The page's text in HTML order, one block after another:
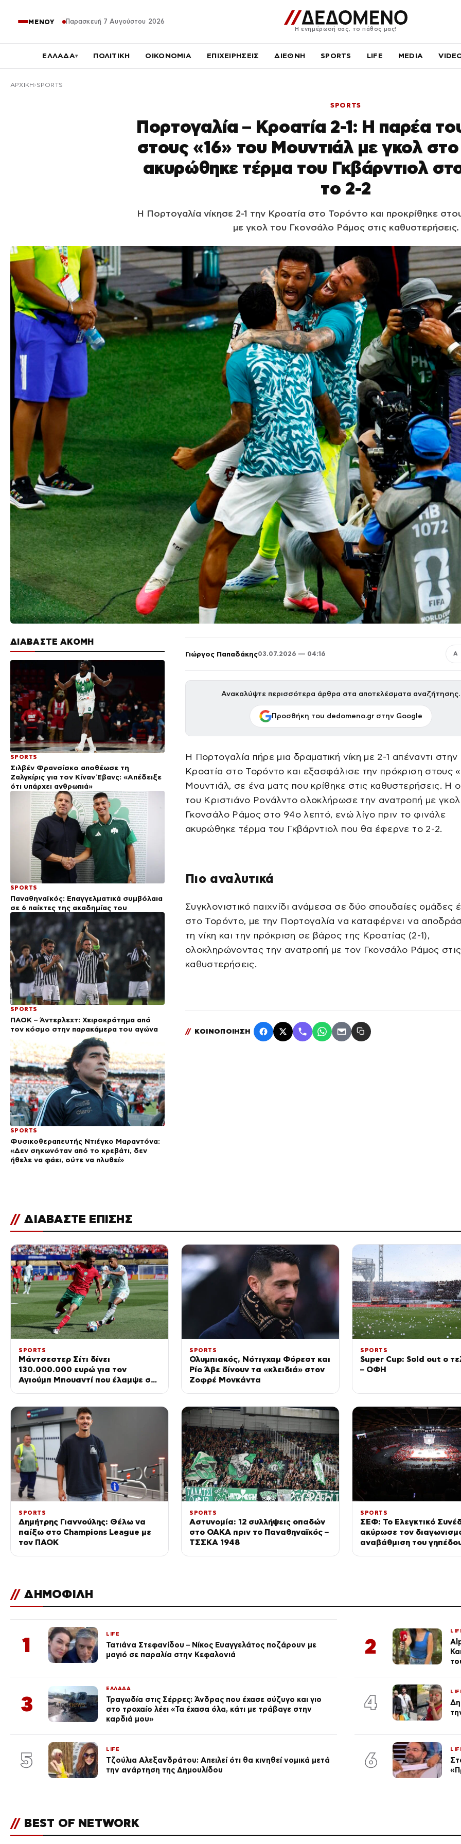
ΜΕΝΟΥ Παρασκευή 7 Αυγούστου 2026
Η ενημέρωσή σας, το πάθος μας!
ΕΛΛΑΔΑ▾ ΠΟΛΙΤΙΚΗ ΟΙΚΟΝΟΜΙΑ ΕΠΙΧΕΙΡΗΣΕΙΣ ΔΙΕΘΝΗ SPORTS LIFE MEDIA
ΑΡΧΙΚΉ SPORTS
SPORTS
Πορτογαλία – Κροατία 2-1: Η παρέα
στους «16» του Μουντιάλ με γκολ
ακυρώθηκε τέρμα του Γκβάρντιολ
το 2-2
Η Πορτογαλία νίκησε 2-1 την Κροατία στο Τορόντο και προκρίθηκε
με γκολ του Γκονσάλο Ράμος στις καθυστερήσεις.
ΔΙΑΒΑΣΤΕ ΑΚΟΜΗ
SPORTS
Σιλβέν Φρανσίσκο αποθέωσε τη
Ζαλγκίρις για τον Κίναν Έβανς: «Απέδειξε
ότι υπάρχει ανθρωπιά»
SPORTS
Παναθηναϊκός: Επαγγελματικά συμβόλαια
σε 6 παίκτες της ακαδημίας του
SPORTS
ΠΑΟΚ – Άντερλεχτ: Χειροκρότημα από
τον κόσμο στην παρακάμερα του αγώνα
SPORTS
Φυσικοθεραπευτής Ντιέγκο Μαραντόνα:
«Δεν σηκωνόταν από το κρεβάτι, δεν
ήθελε να φάει, ούτε να πλυθεί»
Γιώργος Παπαδάκης03.07.2026 — 04:16 Α
Ανακαλύψτε περισσότερα άρθρα στα αποτελέσματα αναζήτησης.
Προσθήκη του dedomeno.gr στην Google
Η Πορτογαλία πήρε μια δραματική νίκη με 2-1 απέναντι στην
Κροατία στο Τορόντο και εξασφάλισε την πρόκριση στους
Μουντιάλ, σε ένα ματς που κρίθηκε στις καθυστερήσεις. Η
του Κριστιάνο Ρονάλντο ολοκλήρωσε την ανατροπή με
Γκονσάλο Ράμος στο 94ο λεπτό, ενώ λίγο πριν το φινάλε
ακυρώθηκε τέρμα του Γκβάρντιολ που θα έφερνε το 2-2.
Πιο αναλυτικά
Συγκλονιστικό παιχνίδι ανάμεσα σε δύο σπουδαίες ομάδες
στο Τορόντο, με την Πορτογαλία να καταφέρνει να
τη νίκη και την πρόκριση σε βάρος της Κροατίας (2-1),
ολοκληρώνοντας την ανατροπή με τον Γκονσάλο Ράμος στις
καθυστερήσεις.
// ΚΟΙΝΟΠΟΙΗΣΗ
// ΔΙΑΒΑΣΤΕ ΕΠΙΣΗΣ
SPORTS
Μάντσεστερ Σίτι δίνει
130.000.000 ευρώ για τον
Αγιούμπ Μπουαντί που έλαμψε στο
SPORTS
Ολυμπιακός, Νότιγχαμ Φόρεστ και
Ρίο Άβε δίνουν τα «κλειδιά» στον
Ζοφρέ Μονκάντα
SPORTS
Super Cup: Sold out ο
– ΟΦΗ
SPORTS
Δημήτρης Γιαννούλης: Θέλω να
παίξω στο Champions League με
τον ΠΑΟΚ
SPORTS
Αστυνομία: 12 συλλήψεις οπαδών
στο ΟΑΚΑ πριν το Παναθηναϊκός –
ΤΣΣΚΑ 1948
SPORTS
ΣΕΦ: Το Ελεγκτικό
ακύρωσε τον
αναβάθμιση του
// ΔΗΜΟΦΙΛΗ
1 LIFE
Τατιάνα Στεφανίδου – Νίκος Ευαγγελάτος ποζάρουν με
μαγιό σε παραλία στην Κεφαλονιά
2
3
ΕΛΛΑΔΑ
Τραγωδία στις Σέρρες: Άνδρας που έχασε σύζυγο και γιο
στο τροχαίο λέει «Τα έχασα όλα, κάτι με τράβαγε στην
καρδιά μου»
4
5 LIFE
Τζούλια Αλεξανδράτου: Απειλεί ότι θα κινηθεί νομικά μετά
την ανάρτηση της Δημουλίδου
6
// BEST OF NETWORK